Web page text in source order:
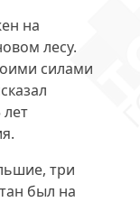
на
лесу.
силами
три
был на